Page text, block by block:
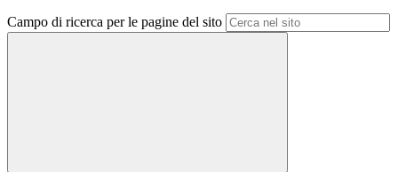
Campo di ricerca per le pagine del sito